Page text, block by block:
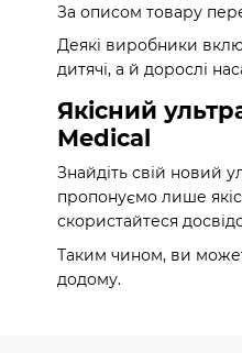
За описом товару
Деякі виробники
дитячі, а й дорослі
Якісний
Medical
Знайдіть свій новий
пропонуємо лише
скористайтеся
Таким чином, ви
додому.